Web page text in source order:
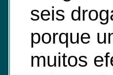
seis
porque
muitos